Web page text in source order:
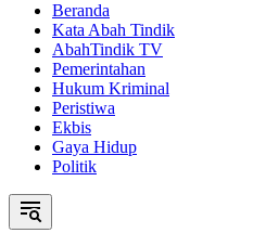
Beranda
Kata Abah Tindik
AbahTindik TV
Pemerintahan
Hukum Kriminal
Peristiwa
Ekbis
Gaya Hidup
Politik